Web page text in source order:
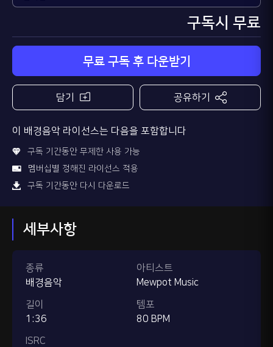
구독시 무료
무료 구독 후 다운받기
담기 공유하기
이 배경음악 라이선스는 다음을 포함합니다
구독 기간동안 무제한 사용 가능
멤버십별 정해진 라이선스 적용
구독 기간동안 다시 다운로드
세부사항
종류
배경음악
길이
1:36
ISRC
아티스트
Mewpot Music
템포
80 BPM